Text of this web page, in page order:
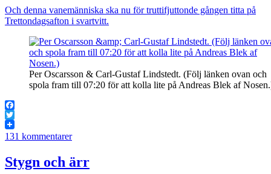
Och denna vanemänniska ska nu för truttifjuttonde gången titta på
Trettondagsafton i svartvitt.
Per Oscarsson & Carl-Gustaf Lindstedt. (Följ länken ovan och
spola fram till 07:20 för att kolla lite på Andreas Blek af
Facebook
Twitter
131 kommentarer
Stygn och ärr